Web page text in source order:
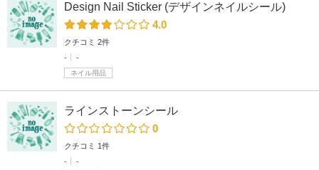
Design Nail Sticker (デザインネイルシール)
4.0
クチコミ 2件
-
-
ネイル用品
ラインストーンシール
0
クチコミ 1件
-
-